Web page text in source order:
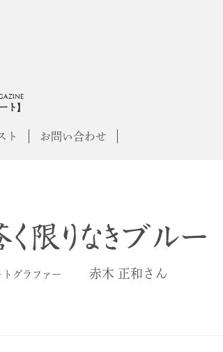
ト お問い合わせ
トグラファー 赤木 正和さん